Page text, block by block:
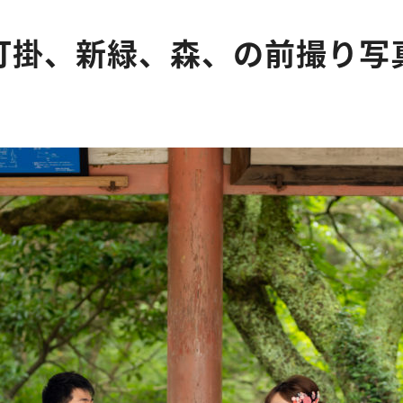
掛、新緑、森、の前撮り写